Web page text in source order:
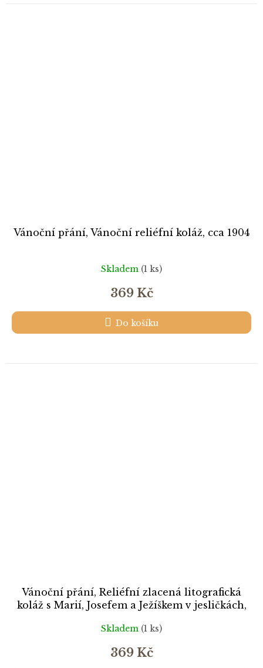
Vánoční přání, Vánoční reliéfní koláž, cca 1904
Skladem (1 ks)
369 Kč
Do košíku
Vánoční přání, Reliéfní zlacená litografická
koláž s Marií, Josefem a Ježíškem v jesličkách,
Skladem (1 ks)
369 Kč